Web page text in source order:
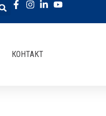
КОНТАКТ